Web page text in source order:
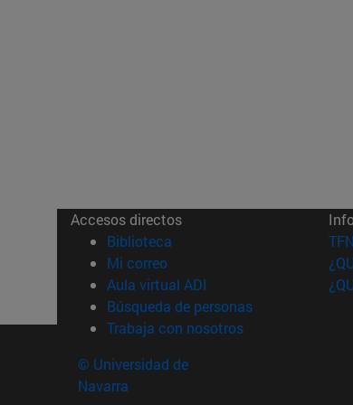
Accesos directos
Biblioteca (abre en nueva ventana)
Mi correo(abre en nueva ventana)
Aula virtual ADI (abre en nueva
Búsqueda de personas(abre en nueva
Trabaja con nosotros(abre en nueva
© Universidad de
Navarra